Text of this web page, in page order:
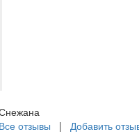
Все отзывы | Добавить